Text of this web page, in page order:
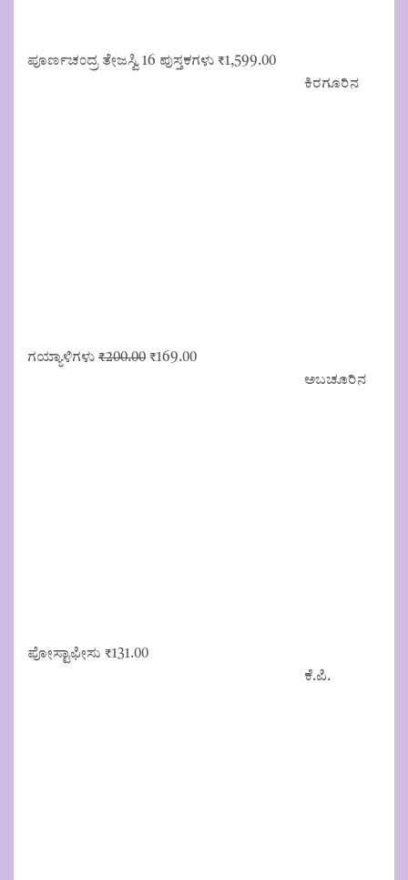
ಪೂರ್ಣಚಂದ್ರ ತೇಜಸ್ವಿ 16 ಪುಸ್ತಕಗಳು ₹1,599.00
ಕಿರಗೂರಿನ
ಗಯ್ಯಾಳಿಗಳು ₹200.00 Original
₹169.00Current
ಅಬಚೂರಿನ
ಪೋಸ್ಟಾಫೀಸು ₹131.00
ಕೆ.ಪಿ.